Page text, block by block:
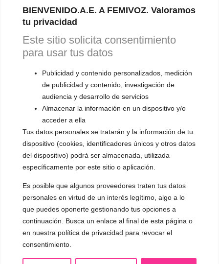
BIENVENIDO.A.E. A FEMIVOZ. Valoramos
tu privacidad
Este sitio solicita consentimiento
para usar tus datos
Publicidad y contenido personalizados, medición
de publicidad y contenido, investigación de
audiencia y desarrollo de servicios
Almacenar la información en un dispositivo y/o
acceder a ella
Tus datos personales se tratarán y la información de tu
dispositivo (cookies, identificadores únicos y otros datos
del dispositivo) podrá ser almacenada, utilizada
específicamente por este sitio o aplicación.
Es posible que algunos proveedores traten tus datos
personales en virtud de un interés legítimo, algo a lo
que puedes oponerte gestionando tus opciones a
continuación. Busca un enlace al final de esta página o
en nuestra política de privacidad para revocar el
consentimiento.
▪️ Feminización de la voz
▪️ Neutralización de la voz
▪️ Dualización de la voz
▪️ Androginización de la voz
OTRAS SESIONES
▪️ Caracterización de la voz
▪️ Voz virilizada por esteroides
🟥 CIRUGÍA: Glotoplastia
CONTACTO Y CITAS
✅Pide tu CITA ONLINE
WhatsApp : +34 625 14 46 47